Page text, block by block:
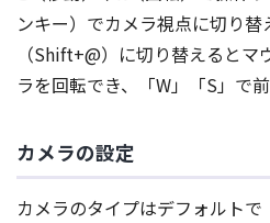
ンキー）でカメラ視点に切り替
（Shift+@）に切り替えると
ラを回転でき、「W」「S」で
カメラの設定
カメラのタイプはデフォルトで